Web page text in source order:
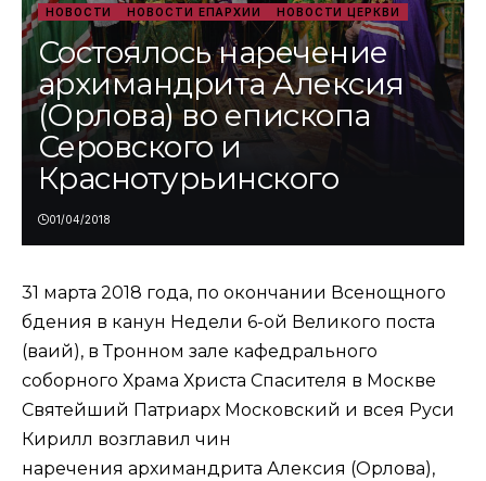
НОВОСТИ НОВОСТИ ЕПАРХИИ НОВОСТИ ЦЕРКВИ
Состоялось наречение
архимандрита Алексия
(Орлова) во епископа
Серовского и
Краснотурьинского
01/04/2018
31 марта 2018 года, по окончании Всенощного
бдения в канун Недели 6-ой Великого поста
(ваий), в Тронном зале кафедрального
соборного Храма Христа Спасителя в Москве
Святейший Патриарх Московский и всея Руси
Кирилл возглавил чин
наречения архимандрита Алексия (Орлова),